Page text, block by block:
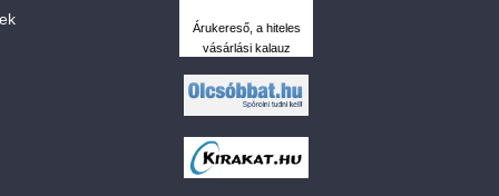
Árukereső, a hiteles
vásárlási kalauz